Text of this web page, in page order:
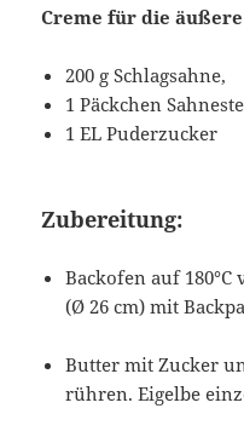
Creme für die
200 g Schlagsahne,
1 Päckchen
1 EL Puderzucker
Zubereitung:
Backofen auf
(Ø 26 cm) mit
Butter mit Zucker
rühren. Eigelbe